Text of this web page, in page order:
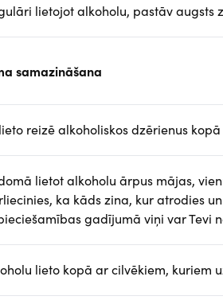
lietojot alkoholu, pastāv augsts
samazināšana
reizē alkoholiskos dzērienus
lietot alkoholu ārpus mājas,
ka kāds zina, kur atrodies
gadījumā viņi var Tevi
lieto kopā ar cilvēkiem, kuriem